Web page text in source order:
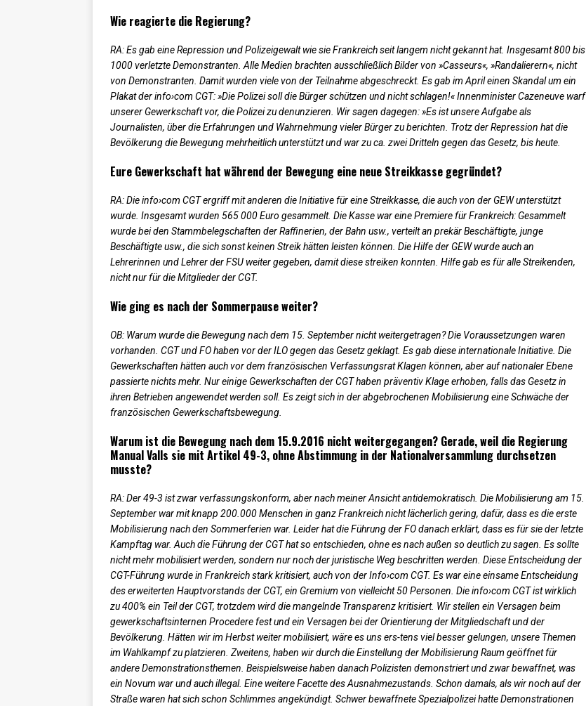
Wie reagierte die Regierung?
RA: Es gab eine Repression und Polizeigewalt wie sie Frankreich seit langem nicht gekannt hat. Insgesamt 800 bis
1000 verletzte Demonstranten. Alle Medien brachten ausschließlich Bilder von »Casseurs«, »Randalierern«, nicht
von Demonstranten. Damit wurden viele von der Teilnahme abgeschreckt. Es gab im April einen Skandal um ein
Plakat der info›com CGT: »Die Polizei soll die Bürger schützen und nicht schlagen!« Innenminister Cazeneuve warf
unserer Gewerkschaft vor, die Polizei zu denunzieren. Wir sagen dagegen: »Es ist unsere Aufgabe als
Journalisten, über die Erfahrungen und Wahrnehmung vieler Bürger zu berichten. Trotz der Repression hat die
Bevölkerung die Bewegung mehrheitlich unterstützt und war zu ca. zwei Dritteln gegen das Gesetz, bis heute.
Eure Gewerkschaft hat während der Bewegung eine neue Streikkasse gegründet?
RA: Die info›com CGT ergriff mit anderen die Initiative für eine Streikkasse, die auch von der GEW unterstützt
wurde. Insgesamt wurden 565 000 Euro gesammelt. Die Kasse war eine Premiere für Frankreich: Gesammelt
wurde bei den Stammbelegschaften der Raffinerien, der Bahn usw., verteilt an prekär Beschäftigte, junge
Beschäftigte usw., die sich sonst keinen Streik hätten leisten können. Die Hilfe der GEW wurde auch an
Lehrerinnen und Lehrer der FSU weiter gegeben, damit diese streiken konnten. Hilfe gab es für alle Streikenden,
nicht nur für die Mitglieder der CGT.
Wie ging es nach der Sommerpause weiter?
OB: Warum wurde die Bewegung nach dem 15. September nicht weitergetragen? Die Voraussetzungen waren
vorhanden. CGT und FO haben vor der ILO gegen das Gesetz geklagt. Es gab diese internationale Initiative. Die
Gewerkschaften hätten auch vor dem französischen Verfassungsrat Klagen können, aber auf nationaler Ebene
passierte nichts mehr. Nur einige Gewerkschaften der CGT haben präventiv Klage erhoben, falls das Gesetz in
ihren Betrieben angewendet werden soll. Es zeigt sich in der abgebrochenen Mobilisierung eine Schwäche der
französischen Gewerkschaftsbewegung.
Warum ist die Bewegung nach dem 15.9.2016 nicht weitergegangen? Gerade, weil die Regierung
Manual Valls sie mit Artikel 49-3, ohne Abstimmung in der Nationalversammlung durchsetzen
musste?
RA: Der 49-3 ist zwar verfassungskonform, aber nach meiner Ansicht antidemokratisch. Die Mobilisierung am 15.
September war mit knapp 200.000 Menschen in ganz Frankreich nicht lächerlich gering, dafür, dass es die erste
Mobilisierung nach den Sommerferien war. Leider hat die Führung der FO danach erklärt, dass es für sie der letzte
Kampftag war. Auch die Führung der CGT hat so entschieden, ohne es nach außen so deutlich zu sagen. Es sollte
nicht mehr mobilisiert werden, sondern nur noch der juristische Weg beschritten werden. Diese Entscheidung der
CGT-Führung wurde in Frankreich stark kritisiert, auch von der Info›com CGT. Es war eine einsame Entscheidung
des erweiterten Hauptvorstands der CGT, ein Gremium von vielleicht 50 Personen. Die info›com CGT ist wirklich
zu 400% ein Teil der CGT, trotzdem wird die mangelnde Transparenz kritisiert. Wir stellen ein Versagen beim
gewerkschaftsinternen Procedere fest und ein Versagen bei der Orientierung der Mitgliedschaft und der
Bevölkerung. Hätten wir im Herbst weiter mobilisiert, wäre es uns ers-tens viel besser gelungen, unsere Themen
im Wahlkampf zu platzieren. Zweitens, haben wir durch die Einstellung der Mobilisierung Raum geöffnet für
andere Demonstrationsthemen. Beispielsweise haben danach Polizisten demonstriert und zwar bewaffnet, was
ein Novum war und auch illegal. Eine weitere Facette des Ausnahmezustands. Schon damals, als wir noch auf der
Straße waren hat sich schon Schlimmes angekündigt. Schwer bewaffnete Spezialpolizei hatte Demonstrationen